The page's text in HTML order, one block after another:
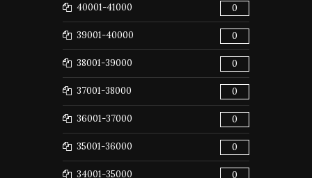
40001-41000 0
39001-40000 0
38001-39000 0
37001-38000 0
36001-37000 0
35001-36000 0
34001-35000 0